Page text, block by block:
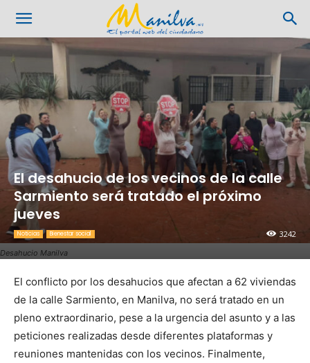
Desahucio Manilva
El desahucio de los vecinos de la calle
Sarmiento será tratado el próximo
jueves
3242
Noticias Bienestar social
El conflicto por los desahucios que afectan a 62 viviendas
de la calle Sarmiento, en Manilva, no será tratado en un
pleno extraordinario, pese a la urgencia del asunto y a las
peticiones realizadas desde diferentes plataformas y
reuniones mantenidas con los vecinos. Finalmente,